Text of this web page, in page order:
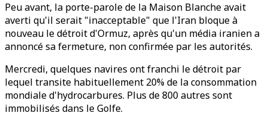
Peu avant, la porte-parole de la Maison Blanche avait
averti qu'il serait "inacceptable" que l'Iran bloque à
nouveau le détroit d'Ormuz, après qu'un média iranien a
annoncé sa fermeture, non confirmée par les autorités.
Mercredi, quelques navires ont franchi le détroit par
lequel transite habituellement 20% de la consommation
mondiale d'hydrocarbures. Plus de 800 autres sont
immobilisés dans le Golfe.